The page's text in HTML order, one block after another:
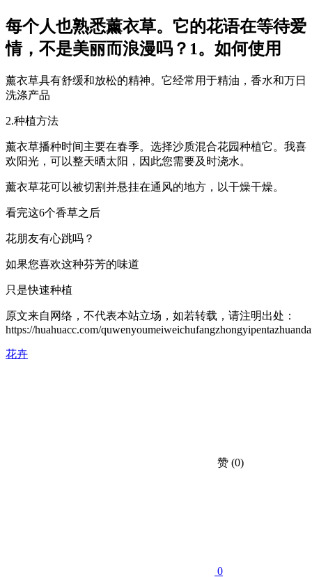
每个人也熟悉薰衣草。它的花语在等待爱
情，不是美丽而浪漫吗？1。如何使用
薰衣草具有舒缓和放松的精神。它经常用于精油，香水和万日
洗涤产品
2.种植方法
薰衣草播种时间主要在春季。选择沙质混合花园种植它。我喜
欢阳光，可以整天晒太阳，因此您需要及时浇水。
薰衣草花可以被切割并悬挂在通风的地方，以干燥干燥。
看完这6个香草之后
花朋友有心跳吗？
如果您喜欢这种芬芳的味道
只是快速种植
原文来自网络，不代表本站立场，如若转载，请注明出处：
https://huahuacc.com/
花卉
赞 (0)
0